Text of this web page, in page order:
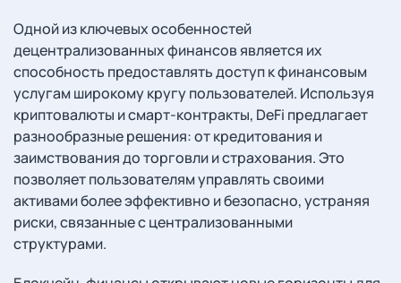
Одной из ключевых особенностей
децентрализованных финансов является их
способность предоставлять доступ к финансовым
услугам широкому кругу пользователей. Используя
криптовалюты и смарт-контракты, DeFi предлагает
разнообразные решения: от кредитования и
заимствования до торговли и страхования. Это
позволяет пользователям управлять своими
активами более эффективно и безопасно, устраняя
риски, связанные с централизованными
структурами.